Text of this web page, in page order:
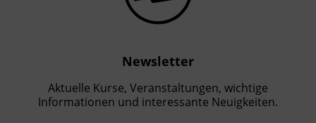
Newsletter
Aktuelle Kurse, Veranstaltungen, wichtige
Informationen und interessante Neuigkeiten.